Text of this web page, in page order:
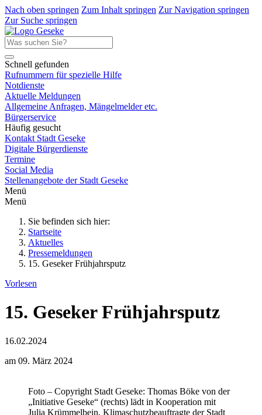
Nach oben springen Zum Inhalt springen Zur Navigation springen
Zur Suche springen
Schnell gefunden
Rufnummern für spezielle Hilfe
Notdienste
Aktuelle Meldungen
Allgemeine Anfragen, Mängelmelder etc.
Bürgerservice
Häufig gesucht
Kontakt Stadt Geseke
Digitale Bürgerdienste
Termine
Social Media
Stellenangebote der Stadt Geseke
Menü
Menü
Sie befinden sich hier:
Startseite
Aktuelles
Pressemeldungen
15. Geseker Frühjahrsputz
Vorlesen
15. Geseker Frühjahrsputz
16.02.2024
am 09. März 2024
Foto – Copyright Stadt Geseke: Thomas Böke von der
„Initiative Geseke“ (rechts) lädt in Kooperation mit
Julia Krümmelbein, Klimaschutzbeauftragte der Stadt